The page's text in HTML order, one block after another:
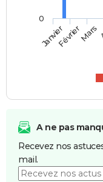
JanvierFévrierMars
0
A ne pas
Recevez nos
mail.